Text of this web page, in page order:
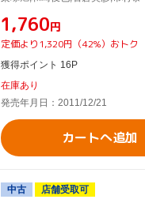
¥1,760円
定価より1,320円（42%）おトク
獲得ポイント 16P
在庫あり
発売年月日：2011/12/21
カートへ追加
中古
店舗受取可